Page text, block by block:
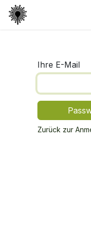
Zum Inhalt springen
Ihre E-Mail
Zurück zur